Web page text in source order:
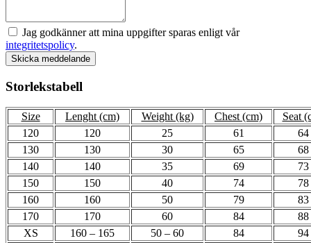
Jag godkänner att mina uppgifter sparas enligt vår
integritetspolicy.
Skicka meddelande
Storlekstabell
Size Lenght (cm) Weight (kg) Chest (cm)
Seat
120
120 25 61
64
130
130 30 65
68
140
140 35 69
73
150
150 40 74
78
160
160 50 79
83
170
170 60 84
88
XS
160 – 165 50 – 60 84
94